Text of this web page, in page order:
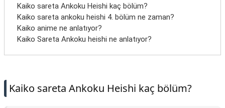
Kaiko sareta Ankoku Heishi kaç bölüm?
Kaiko sareta ankoku heishi 4. bölüm ne zaman?
Kaiko anime ne anlatıyor?
Kaiko Sareta Ankoku heishi ne anlatıyor?
Kaiko sareta Ankoku Heishi kaç bölüm?